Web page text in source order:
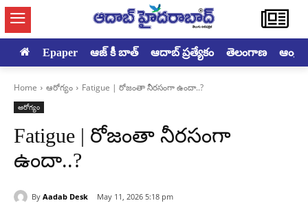
Epaper ఆజ్ కీ బాత్ ఆదాబ్ ప్రత్యేకం తెలంగాణ
Home ఆరోగ్యం Fatigue | రోజంతా నీరసంగా ఉందా..?
ఆరోగ్యం
Fatigue | రోజంతా నీరసంగా
ఉందా..?
By Aadab Desk May 11, 2026 5:18 pm